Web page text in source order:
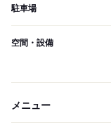
駐車場
空間・設備
メニュー